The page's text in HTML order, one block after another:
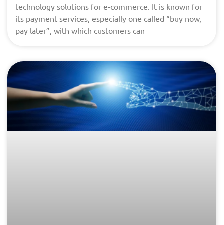
technology solutions for e-commerce. It is known for
its payment services, especially one called “buy now,
pay later”, with which customers can